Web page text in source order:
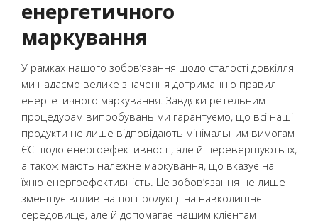
енергетичного
маркування
У рамках нашого зобов’язання щодо сталості довкілля
ми надаємо велике значення дотриманню правил
енергетичного маркування. Завдяки ретельним
процедурам випробувань ми гарантуємо, що всі наші
продукти не лише відповідають мінімальним вимогам
ЄС щодо енергоефективності, але й перевершують їх,
а також мають належне маркування, що вказує на
їхню енергоефективність. Це зобов’язання не лише
зменшує вплив нашої продукції на навколишнє
середовище, але й допомагає нашим клієнтам